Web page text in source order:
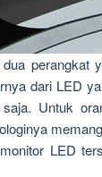
perangkat
dari LED
Untuk
LED